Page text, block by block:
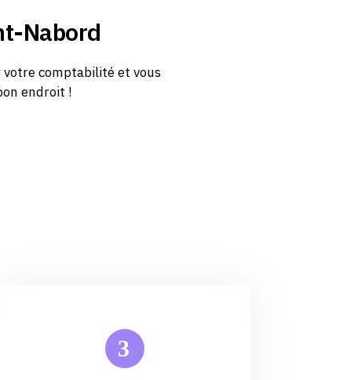
Nabord
comptabilité et vous
endroit !
3